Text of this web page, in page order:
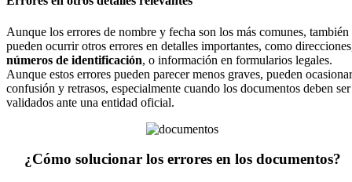
Aunque los errores de nombre y fecha son los más comunes, también
pueden ocurrir otros errores en detalles importantes, como
números de identificación, o información en formularios legales.
Aunque estos errores pueden parecer menos graves, pueden ocasionar
confusión y retrasos, especialmente cuando los documentos deben ser
validados ante una entidad oficial.
¿Cómo solucionar los errores en los documentos?